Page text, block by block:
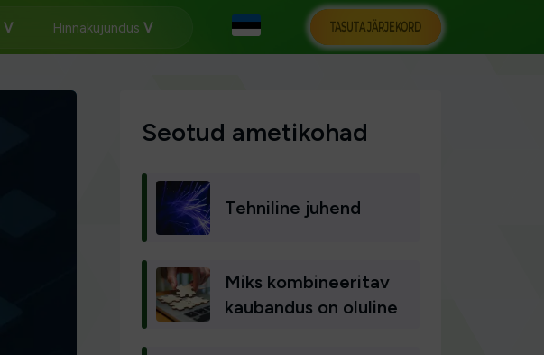
Hinnakujundus TASUTA JÄRJEKORD
Seotud ametikohad
Tehniline juhend
Miks kombineeritav
kaubandus on oluline